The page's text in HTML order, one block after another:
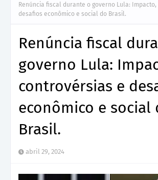
Renúncia fiscal durante o governo Lula:
desafios econômico e social do Brasil.
Renúncia fiscal
governo Lula:
controvérsias e
econômico e social
Brasil.
abril 29, 2024